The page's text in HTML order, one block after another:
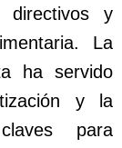
y
La
ha servido
y la
para